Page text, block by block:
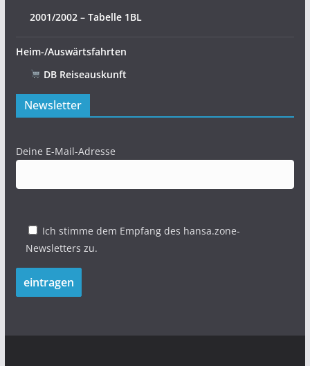
2001/2002 – Tabelle 1BL
Heim-/Auswärtsfahrten
DB Reiseauskunft
Newsletter
Deine E-Mail-Adresse
Ich stimme dem Empfang des hansa.zone-
Newsletters zu.